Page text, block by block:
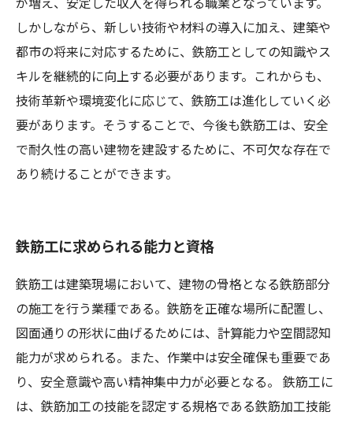
が増え、安定した収入を得られる職業となっています。
しかしながら、新しい技術や材料の導入に加え、建築や
都市の将来に対応するために、鉄筋工としての知識やス
キルを継続的に向上する必要があります。これからも、
技術革新や環境変化に応じて、鉄筋工は進化していく必
要があります。そうすることで、今後も鉄筋工は、安全
で耐久性の高い建物を建設するために、不可欠な存在で
あり続けることができます。
鉄筋工に求められる能力と資格
鉄筋工は建築現場において、建物の骨格となる鉄筋部分
の施工を行う業種である。鉄筋を正確な場所に配置し、
図面通りの形状に曲げるためには、計算能力や空間認知
能力が求められる。また、作業中は安全確保も重要であ
り、安全意識や高い精神集中力が必要となる。 鉄筋工に
は、鉄筋加工の技能を認定する規格である鉄筋加工技能